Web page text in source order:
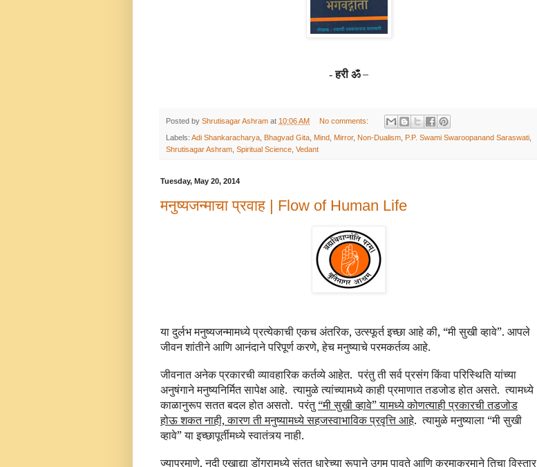
-हरी ॐ–
Posted by Shrutisagar Ashram at 10:06 AM No comments:
Labels: Adi Shankaracharya, Bhagvad Gita, Mind, Mirror, Non-Dualism, P.P. Swami Swaroopanand Saraswati,
Shrutisagar Ashram, Spiritual Science, Vedant
Tuesday, May 20, 2014
मनुष्यजन्माचा प्रवाह | Flow of Human Life
या दुर्लभ मनुष्यजन्मामध्ये प्रत्येकाची एकच अंतरिक, उत्स्फूर्त इच्छा आहे की, “मी सुखी व्हावे”. आपले
जीवन शांतीने आणि आनंदाने परिपूर्ण करणे, हेच मनुष्याचे परमकर्तव्य आहे.
जीवनात अनेक प्रकारची व्यावहारिक कर्तव्ये आहेत. परंतु ती सर्व प्रसंग किंवा परिस्थिति यांच्या
अनुषंगाने मनुष्यनिर्मित सापेक्ष आहे. त्यामुळे त्यांच्यामध्ये काही प्रमाणात तडजोड होत असते. त्यामध्ये
काळानुरूप सतत बदल होत असतो. परंतु“मी सुखी व्हावे” यामध्ये कोणत्याही प्रकारची तडजोड
होऊ शकत नाही, कारण ती मनुष्यामध्ये सहजस्वाभाविक प्रवृत्ति आहे. त्यामुळे मनुष्याला “मी सुखी
व्हावे” या इच्छापूर्तीमध्ये स्वातंत्र्य नाही.
ज्याप्रमाणे, नदी एखाद्या डोंगरामध्ये संतत धारेच्या रूपाने उगम पावते आणि क्रमाक्रमाने तिचा विस्तार